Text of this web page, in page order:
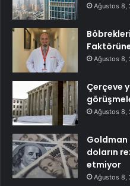
Ağustos 8,
Ağustos 8,
Çerçeve
Ağustos 8,
Goldman
doların
etmiyor
Ağustos 8,